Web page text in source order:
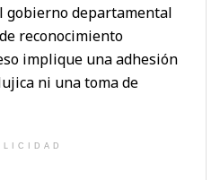
gobierno departamental
reconocimiento
implique una adhesión
ni una toma de